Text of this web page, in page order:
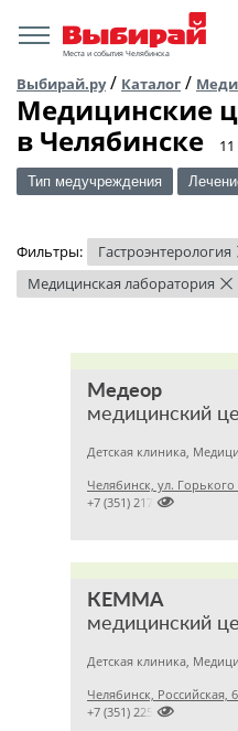
Места и события Челябинска
Выбирай.ру/ Каталог /
Медицинские
в Челябинске
Тип медучреждения
Фильтры: Гастроэнтерология
Медицинская лаборатория ×
Медеор
медицинский
Челябинск, ул. Горького

+7 (351) 2172376
КЕММА
медицинский
Челябинск, Российская,

+7 (351) 2256145